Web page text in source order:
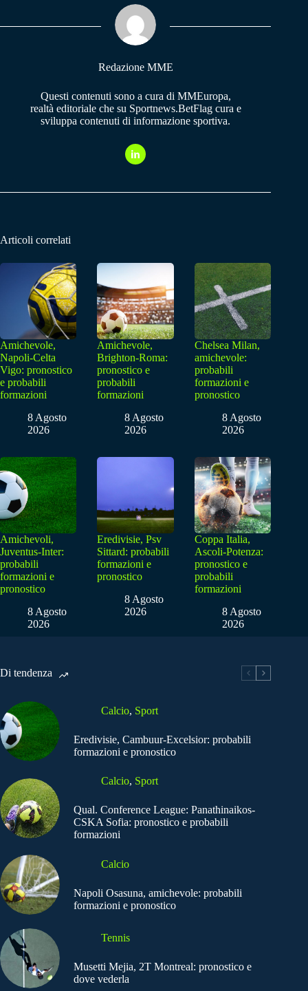
pp m
Redazione MME
Questi contenuti sono a cura di MMEuropa,
realtà editoriale che su Sportnews.BetFlag cura e
sviluppa contenuti di informazione sportiva.
Articoli correlati
Amichevole,
Napoli-Celta
Vigo: pronostico
e probabili
formazioni
8 Agosto
2026
Amichevole,
Brighton-Roma:
pronostico e
probabili
formazioni
8 Agosto
2026
Chelsea Milan,
amichevole:
probabili
formazioni e
pronostico
8 Agosto
2026
Amichevoli,
Juventus-Inter:
probabili
formazioni e
pronostico
8 Agosto
2026
Eredivisie, Psv
Sittard: probabili
formazioni e
pronostico
8 Agosto
2026
Coppa Italia,
Ascoli-Potenza:
pronostico e
probabili
formazioni
8 Agosto
2026
Di tendenza
Calcio, Sport
Eredivisie, Cambuur-Excelsior: probabili
formazioni e pronostico
Calcio, Sport
Qual. Conference League: Panathinaikos-
CSKA Sofia: pronostico e probabili
formazioni
Calcio
Napoli Osasuna, amichevole: probabili
formazioni e pronostico
Tennis
Musetti Mejia, 2T Montreal: pronostico e
dove vederla